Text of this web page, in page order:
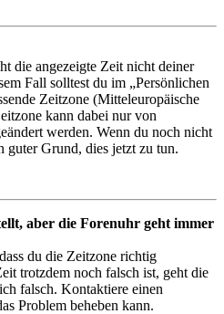
die angezeigte Zeit nicht deiner
Fall solltest du im „Persönlichen
Zeitzone (Mitteleuropäische
kann dabei nur von
werden. Wenn du noch nicht
guter Grund, dies jetzt zu tun.
aber die Forenuhr geht immer
du die Zeitzone richtig
trotzdem noch falsch ist, geht die
falsch. Kontaktiere einen
Problem beheben kann.